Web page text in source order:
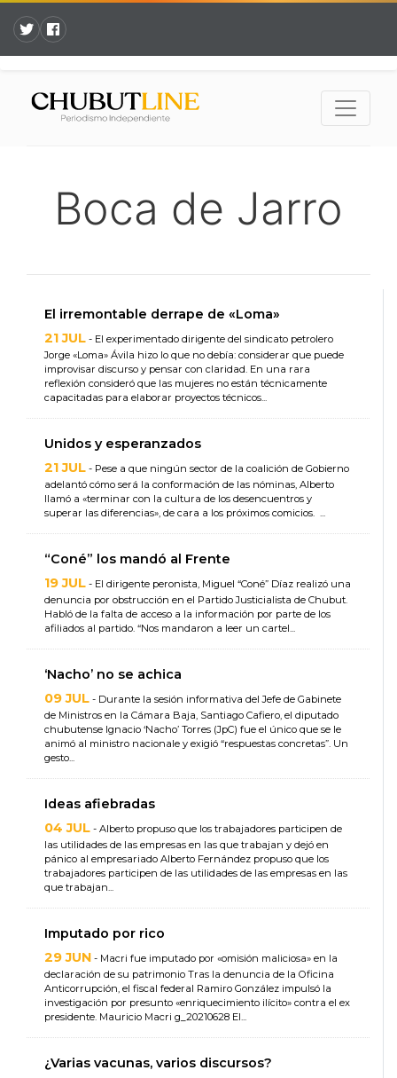
Boca de Jarro
El irremontable derrape de «Loma»
21 JUL - El experimentado dirigente del sindicato petrolero
Jorge «Loma» Ávila hizo lo que no debía: considerar que puede
improvisar discurso y pensar con claridad. En una rara
reflexión consideró que las mujeres no están técnicamente
capacitadas para elaborar proyectos técnicos...
Unidos y esperanzados
21 JUL - Pese a que ningún sector de la coalición de Gobierno
adelantó cómo será la conformación de las nóminas, Alberto
llamó a «terminar con la cultura de los desencuentros y
superar las diferencias», de cara a los próximos comicios. ...
“Coné” los mandó al Frente
19 JUL - El dirigente peronista, Miguel “Coné” Díaz realizó una
denuncia por obstrucción en el Partido Justicialista de Chubut.
Habló de la falta de acceso a la información por parte de los
afiliados al partido. “Nos mandaron a leer un cartel...
‘Nacho’ no se achica
09 JUL - Durante la sesión informativa del Jefe de Gabinete
de Ministros en la Cámara Baja, Santiago Cafiero, el diputado
chubutense Ignacio ‘Nacho’ Torres (JpC) fue el único que se le
animó al ministro nacionale y exigió “respuestas concretas”. Un
gesto...
Ideas afiebradas
04 JUL - Alberto propuso que los trabajadores participen de
las utilidades de las empresas en las que trabajan y dejó en
pánico al empresariado Alberto Fernández propuso que los
trabajadores participen de las utilidades de las empresas en las
que trabajan...
Imputado por rico
29 JUN - Macri fue imputado por «omisión maliciosa» en la
declaración de su patrimonio Tras la denuncia de la Oficina
Anticorrupción, el fiscal federal Ramiro González impulsó la
investigación por presunto «enriquecimiento ilícito» contra el ex
presidente. Mauricio Macri g_20210628 El...
¿Varias vacunas, varios discursos?